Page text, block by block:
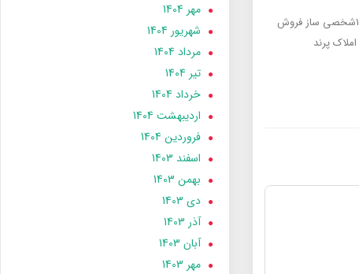
فروش
املاک پرند
مهر 1404
شهریور 1404
مرداد 1404
تير 1404
خرداد 1404
ارديبهشت 1404
فروردین 1404
اسفند 1403
بهمن 1403
دی 1403
آذر 1403
آبان 1403
مهر 1403